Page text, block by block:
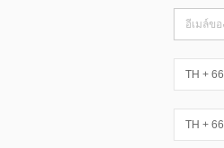
TH + 66
TH + 66